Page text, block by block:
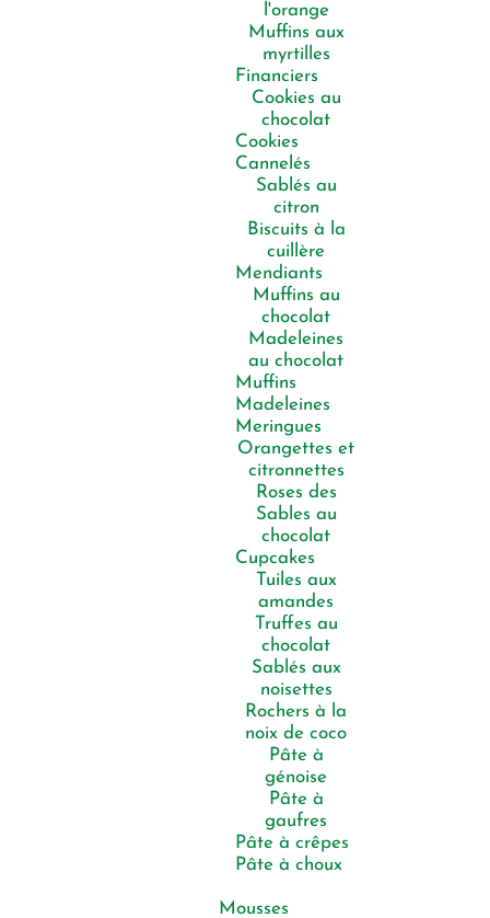
l'orange
Muffins aux
myrtilles
Financiers
Cookies au
chocolat
Cookies
Cannelés
Sablés au
citron
Biscuits à la
cuillère
Mendiants
Muffins au
chocolat
Madeleines
au chocolat
Muffins
Madeleines
Meringues
Orangettes et
citronnettes
Roses des
Sables au
chocolat
Cupcakes
Tuiles aux
amandes
Truffes au
chocolat
Sablés aux
noisettes
Rochers à la
noix de coco
Pâte à
génoise
Pâte à
gaufres
Pâte à crêpes
Pâte à choux
Mousses